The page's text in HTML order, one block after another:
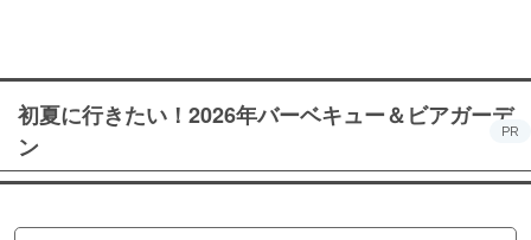
初夏に行きたい！2026年バーベキュー＆ビアガーデ
ン
PR